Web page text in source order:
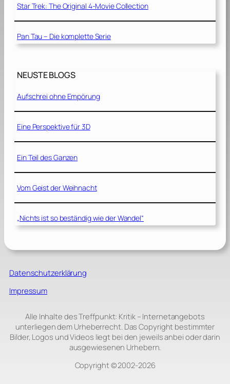
Star Trek: The Original 4-Movie Collection
Pan Tau – Die komplette Serie
NEUSTE BLOGS
Aufschrei ohne Empörung
Eine Perspektive für 3D
Ein Teil des Ganzen
Vom Geist der Weihnacht
„Nichts ist so beständig wie der Wandel“
Datenschutzerklärung
Impressum
Alle Inhalte des Treffpunkt: Kritik – Internetangebots
unterliegen dem Urheberrecht. Das Copyright bestimmter
Bilder, Logos und Videos liegt bei den jeweils anbei oder darin
ausgewiesenen Urhebern.
Copyright © 2002‑2026